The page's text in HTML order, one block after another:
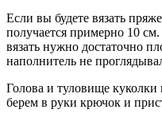
Если вы будете вязать
получается примерно 10
вязать нужно достаточно
наполнитель не
Голова и туловище куколки
берем в руки крючок и